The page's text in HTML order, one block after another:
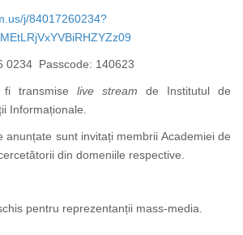
j/84017260234?
0234 Passcode: 140623
fi transmise live stream de Institutul de
Informaționale.
anunțate sunt invitați membrii Academiei de
din domeniile respective.
pentru reprezentanții mass-media.